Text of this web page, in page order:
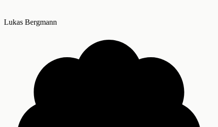
Lukas Bergmann